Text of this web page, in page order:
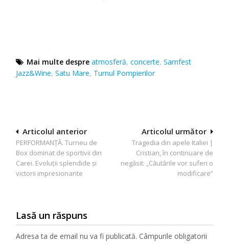
Mai multe despre atmosferă,concerte,Samfest
Jazz&Wine,Satu Mare, Turnul Pompierilor
Navigare
în
articole
Articolul următor
Tragedia din apele Italiei |
Cristian, în continuare de
negăsit: „Căutările vor suferi o
modificare”
Articolul anterior
PERFORMANȚĂ. Turneu de
Box dominat de sportivii din
Carei. Evoluții splendide și
victorii impresionante
Lasă un răspuns
Adresa ta de email nu va fi publicată. Câmpurile obligatorii